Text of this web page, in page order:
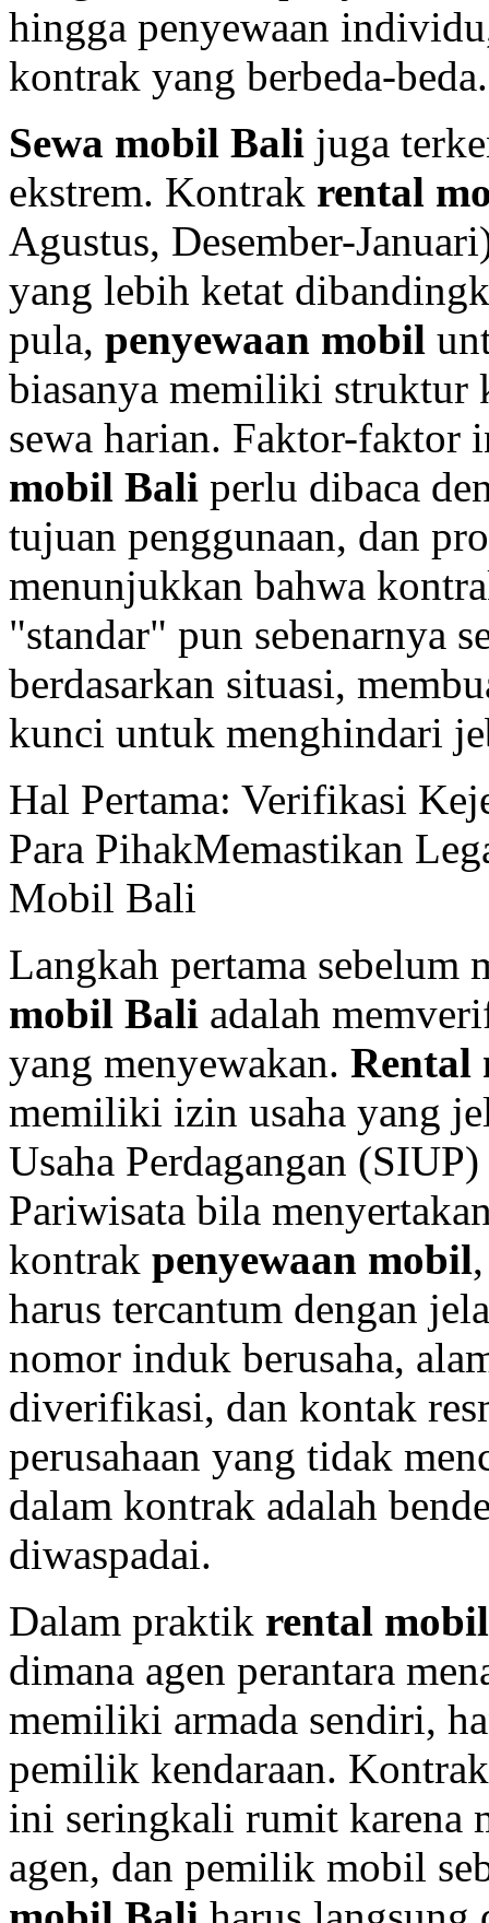
hingga penyewaan
kontrak yang berbeda-beda.
Sewa mobil Bali juga
ekstrem. Kontrak rental
Agustus, Desember-
yang lebih ketat
pula, penyewaan mobil
biasanya memiliki struktur
sewa harian. Faktor-faktor
mobil Bali perlu dibaca
tujuan penggunaan, dan
menunjukkan bahwa
"standar" pun sebenarnya
berdasarkan situasi,
kunci untuk menghindari
Hal Pertama: Verifikasi
Para PihakMemastikan
Mobil Bali
Langkah pertama sebelum
mobil Bali adalah
yang menyewakan. Rental
memiliki izin usaha yang
Usaha Perdagangan
Pariwisata bila
kontrak penyewaan mobil
harus tercantum dengan
nomor induk berusaha,
diverifikasi, dan kontak
perusahaan yang tidak
dalam kontrak adalah
diwaspadai.
Dalam praktik rental mobil
dimana agen perantara
memiliki armada sendiri,
pemilik kendaraan.
ini seringkali rumit karena
agen, dan pemilik mobil